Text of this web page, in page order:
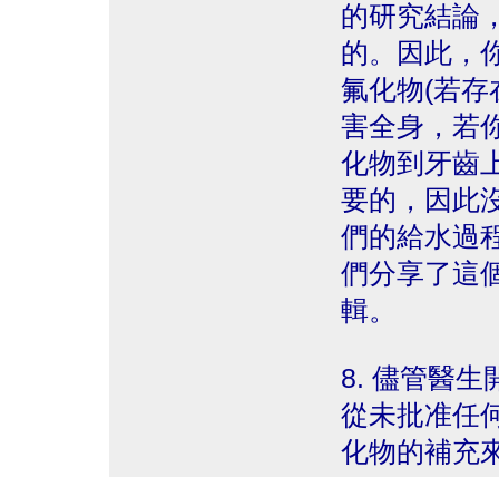
的研究結論
的。因此，
氟化物(若存
害全身，若
化物到牙齒
要的，因此
們的給水過
們分享了這
輯。
8. 儘管醫生
從未批准任
化物的補充